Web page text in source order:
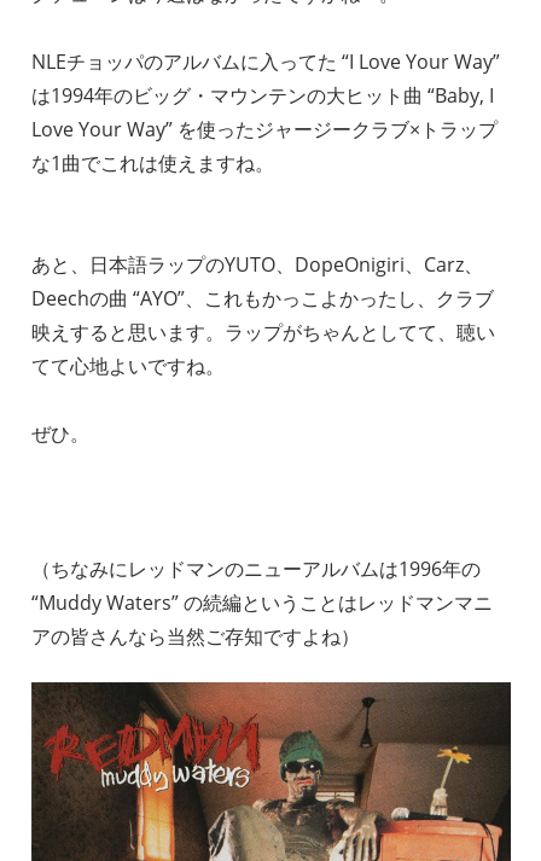
NLEチョッパのアルバムに入ってた “I Love Your Way”
は1994年のビッグ・マウンテンの大ヒット曲 “Baby, I
Love Your Way” を使ったジャージークラブ×トラップ
な1曲でこれは使えますね。
あと、日本語ラップのYUTO、DopeOnigiri、Carz、
Deechの曲 “AYO”、これもかっこよかったし、クラブ
映えすると思います。ラップがちゃんとしてて、聴い
てて心地よいですね。
ぜひ。
（ちなみにレッドマンのニューアルバムは1996年の
“Muddy Waters” の続編ということはレッドマンマニ
アの皆さんなら当然ご存知ですよね）